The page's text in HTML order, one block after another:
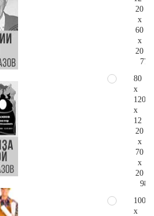
20
x
60
x
20
80
x
120
x
12
20
x
70
x
20
100
x